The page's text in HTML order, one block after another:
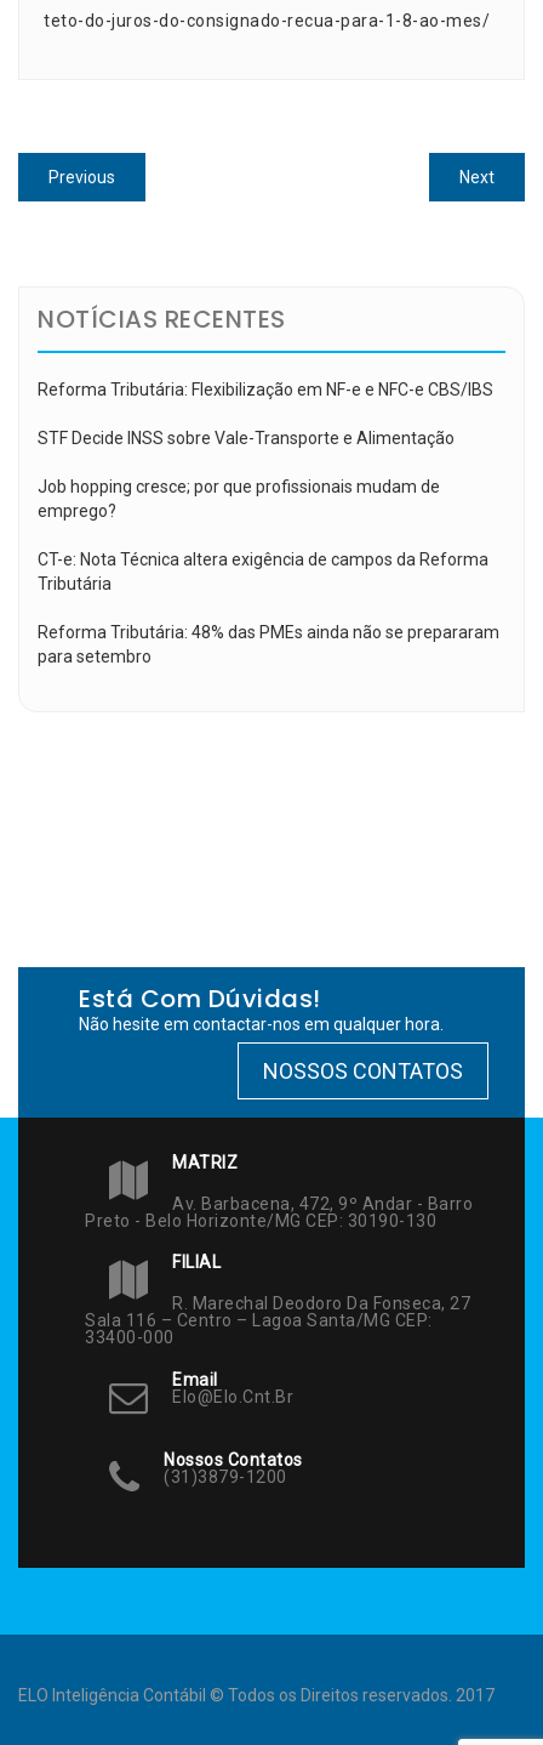
teto-do-juros-do-consignado-recua-para-1-8-ao-mes/
Navegação
de
Previous
post:
NextNext
post:
NOTÍCIAS RECENTES
Reforma Tributária: Flexibilização em NF-e e NFC-e CBS/IBS
STF Decide INSS sobre Vale-Transporte e Alimentação
Job hopping cresce; por que profissionais mudam de
emprego?
CT-e: Nota Técnica altera exigência de campos da Reforma
Tributária
Reforma Tributária: 48% das PMEs ainda não se prepararam
para setembro
Está Com Dúvidas!
Não hesite em contactar-nos em qualquer hora.
NOSSOS CONTATOS
MATRIZ
Av. Barbacena, 472, 9º Andar - Barro
Preto - Belo Horizonte/MG CEP: 30190-130
FILIAL
R. Marechal Deodoro Da Fonseca, 27
Sala 116 – Centro – Lagoa Santa/MG CEP:
33400-000
Email
Elo@elo.cnt.br
Nossos Contatos
(31)3879-1200
ELO Inteligência Contábil © Todos os Direitos reservados. 2017